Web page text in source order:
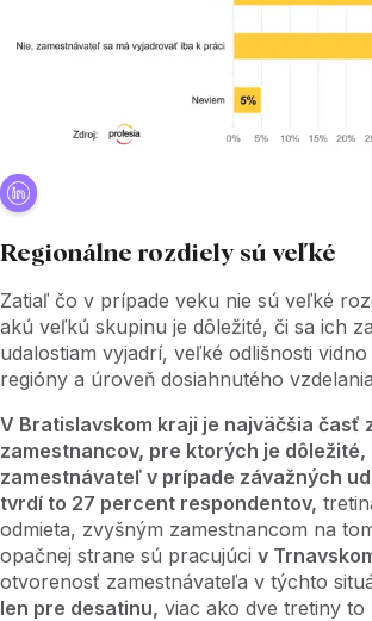
Regionálne rozdiely sú veľké
Zatiaľ čo v prípade veku nie sú veľké
akú veľkú skupinu je dôležité, či sa ich
udalostiam vyjadrí, veľké odlišnosti
regióny a úroveň dosiahnutého
V Bratislavskom kraji je najväčšia časť
zamestnancov, pre ktorých je dôležité,
zamestnávateľ v prípade závažných
tvrdí to 27 percent respondentov,
odmieta, zvyšným zamestnancom na
opačnej strane sú pracujúci v
otvorenosť zamestnávateľa v týchto
len pre desatinu, viac ako dve tretiny to